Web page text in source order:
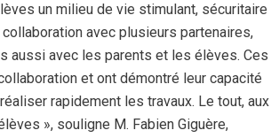
un milieu de vie stimulant, sécuritaire
avec plusieurs partenaires,
aussi avec les parents et les élèves. Ces
et ont démontré leur capacité
rapidement les travaux. Le tout, aux
», souligne M. Fabien Giguère,